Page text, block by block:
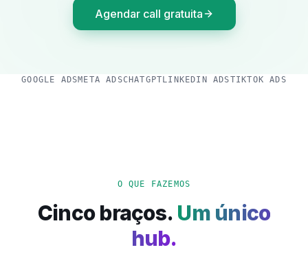
Agendar call gratuita
GOOGLE ADSMETA ADSCHATGPT LINKEDIN ADSTIKTOK ADS
O QUE FAZEMOS
Cinco braços. Um único
hub.